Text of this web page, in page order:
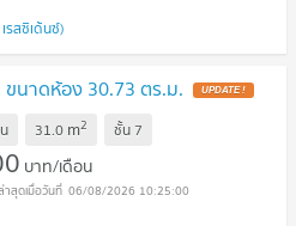
รสซิเด้นซ์)
ขนาดห้อง 30.73 ตร.ม.
31.0 m2 ชั้น 7
บาท/เดือน
06/08/2026 10:25:00